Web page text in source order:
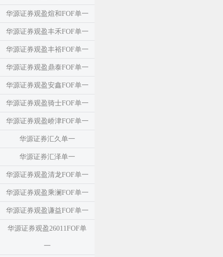
华源证券观盈煊和FOF单一
华源证券观盈丰禾FOF单一
华源证券观盈丰裕FOF单一
华源证券观盈鼎泰FOF单一
华源证券观盈安鑫FOF单一
华源证券观盈骑士FOF单一
华源证券观盈峤津FOF单一
华源证券汇久单一
华源证券汇泽单一
华源证券观盈清龙FOF单一
华源证券观盈乘澜FOF单一
华源证券观盈谦益FOF单一
华源证券观盈26011FOF单
一